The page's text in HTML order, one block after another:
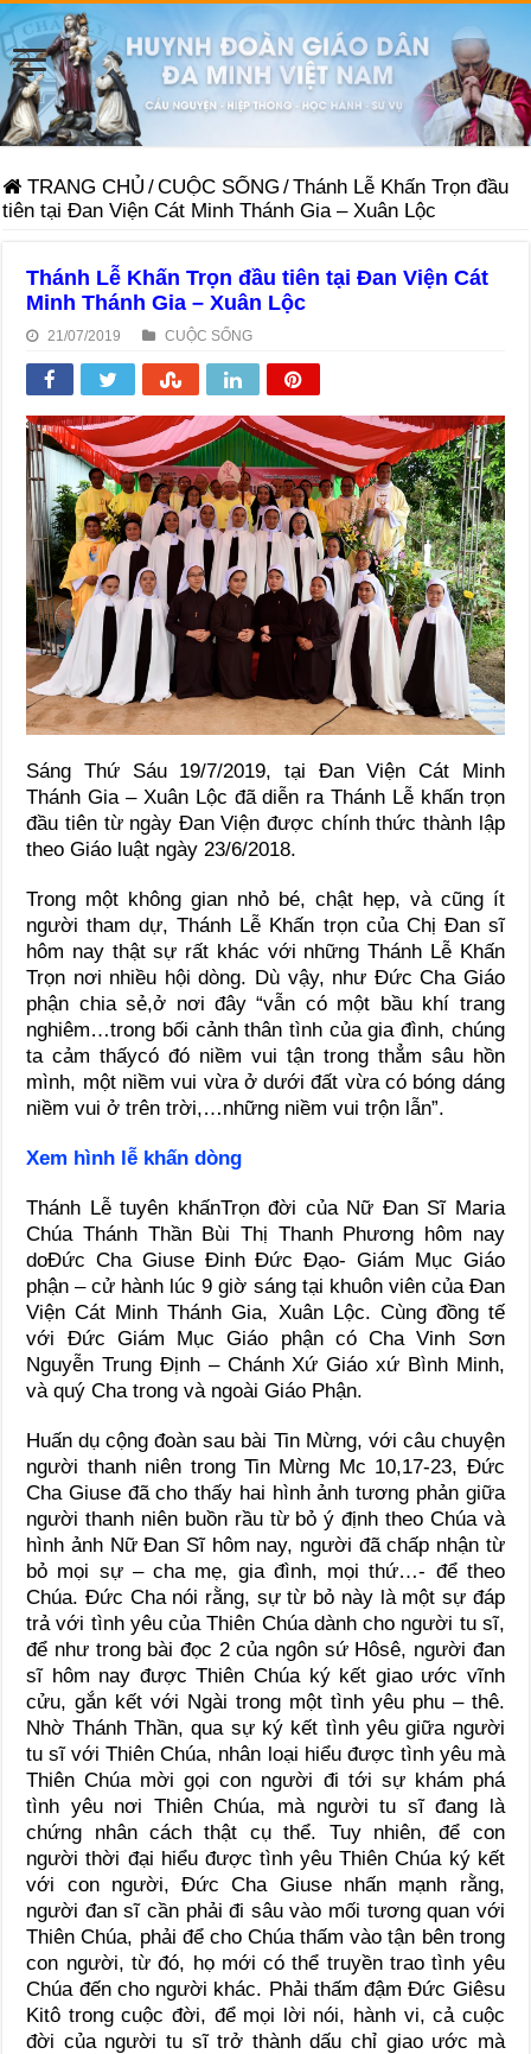
TRANG CHỦ /CUỘC SỐNG /Thánh Lễ Khấn Trọn đầu
tiên tại Đan Viện Cát Minh Thánh Gia – Xuân Lộc
Thánh Lễ Khấn Trọn đầu tiên tại Đan Viện Cát
Minh Thánh Gia – Xuân Lộc
21/07/2019 CUỘC SỐNG
Sáng Thứ Sáu 19/7/2019, tại Đan Viện Cát Minh
Thánh Gia – Xuân Lộc đã diễn ra Thánh Lễ khấn trọn
đầu tiên từ ngày Đan Viện được chính thức thành lập
theo Giáo luật ngày 23/6/2018.
Trong một không gian nhỏ bé, chật hẹp, và cũng ít
người tham dự, Thánh Lễ Khấn trọn của Chị Đan sĩ
hôm nay thật sự rất khác với những Thánh Lễ Khấn
Trọn nơi nhiều hội dòng. Dù vậy, như Đức Cha Giáo
phận chia sẻ,ở nơi đây “vẫn có một bầu khí trang
nghiêm…trong bối cảnh thân tình của gia đình, chúng
ta cảm thấycó đó niềm vui tận trong thẳm sâu hồn
mình, một niềm vui vừa ở dưới đất vừa có bóng dáng
niềm vui ở trên trời,…những niềm vui trộn lẫn”.
Xem hình lễ khấn dòng
Thánh Lễ tuyên khấnTrọn đời của Nữ Đan Sĩ Maria
Chúa Thánh Thần Bùi Thị Thanh Phương hôm nay
doĐức Cha Giuse Đinh Đức Đạo- Giám Mục Giáo
phận – cử hành lúc 9 giờ sáng tại khuôn viên của Đan
Viện Cát Minh Thánh Gia, Xuân Lộc. Cùng đồng tế
với Đức Giám Mục Giáo phận có Cha Vinh Sơn
Nguyễn Trung Định – Chánh Xứ Giáo xứ Bình Minh,
và quý Cha trong và ngoài Giáo Phận.
Huấn dụ cộng đoàn sau bài Tin Mừng, với câu chuyện
người thanh niên trong Tin Mừng Mc 10,17-23, Đức
Cha Giuse đã cho thấy hai hình ảnh tương phản giữa
người thanh niên buồn rầu từ bỏ ý định theo Chúa và
hình ảnh Nữ Đan Sĩ hôm nay, người đã chấp nhận từ
bỏ mọi sự – cha mẹ, gia đình, mọi thứ…- để theo
Chúa. Đức Cha nói rằng, sự từ bỏ này là một sự đáp
trả với tình yêu của Thiên Chúa dành cho người tu sĩ,
để như trong bài đọc 2 của ngôn sứ Hôsê, người đan
sĩ hôm nay được Thiên Chúa ký kết giao ước vĩnh
cửu, gắn kết với Ngài trong một tình yêu phu – thê.
Nhờ Thánh Thần, qua sự ký kết tình yêu giữa người
tu sĩ với Thiên Chúa, nhân loại hiểu được tình yêu mà
Thiên Chúa mời gọi con người đi tới sự khám phá
tình yêu nơi Thiên Chúa, mà người tu sĩ đang là
chứng nhân cách thật cụ thể. Tuy nhiên, để con
người thời đại hiểu được tình yêu Thiên Chúa ký kết
với con người, Đức Cha Giuse nhấn mạnh rằng,
người đan sĩ cần phải đi sâu vào mối tương quan với
Thiên Chúa, phải để cho Chúa thấm vào tận bên trong
con người, từ đó, họ mới có thể truyền trao tình yêu
Chúa đến cho người khác. Phải thấm đậm Đức Giêsu
Kitô trong cuộc đời, để mọi lời nói, hành vi, cả cuộc
đời của người tu sĩ trở thành dấu chỉ giao ước mà